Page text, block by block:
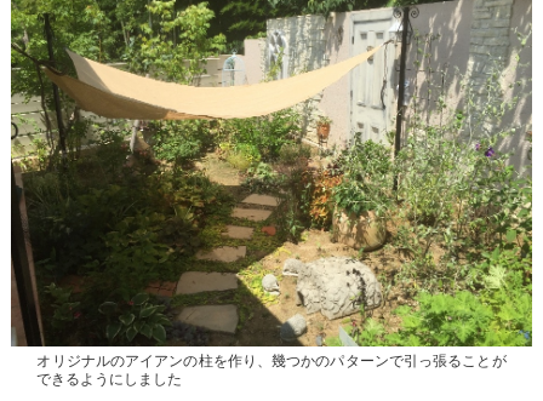
オリジナルのアイアンの柱を作り、幾つかのパターンで引っ張ることが
できるようにしました